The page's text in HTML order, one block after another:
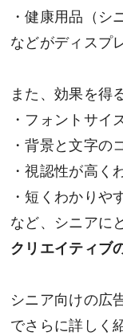
・健康用品（シ
などがディスプ
また、効果を得
・フォントサイ
・背景と文字の
・視認性が高く
・短くわかりや
など、シニアに
クリエイティブ
シニア向けの広
でさらに詳しく